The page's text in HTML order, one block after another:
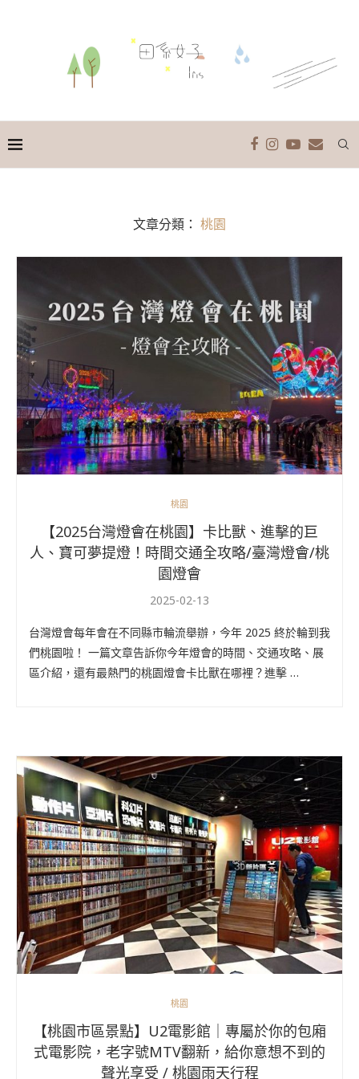
文章分類： 桃園
桃園
【2025台灣燈會在桃園】卡比獸、進擊的巨
人、寶可夢提燈！時間交通全攻略/臺灣燈會/桃
園燈會
2025-02-13
台灣燈會每年會在不同縣市輪流舉辦，今年 2025 終於輪到我
們桃園啦！ 一篇文章告訴你今年燈會的時間、交通攻略、展
區介紹，還有最熱門的桃園燈會卡比獸在哪裡？進擊 …
桃園
【桃園市區景點】U2電影館｜專屬於你的包廂
式電影院，老字號MTV翻新，給你意想不到的
聲光享受 / 桃園雨天行程